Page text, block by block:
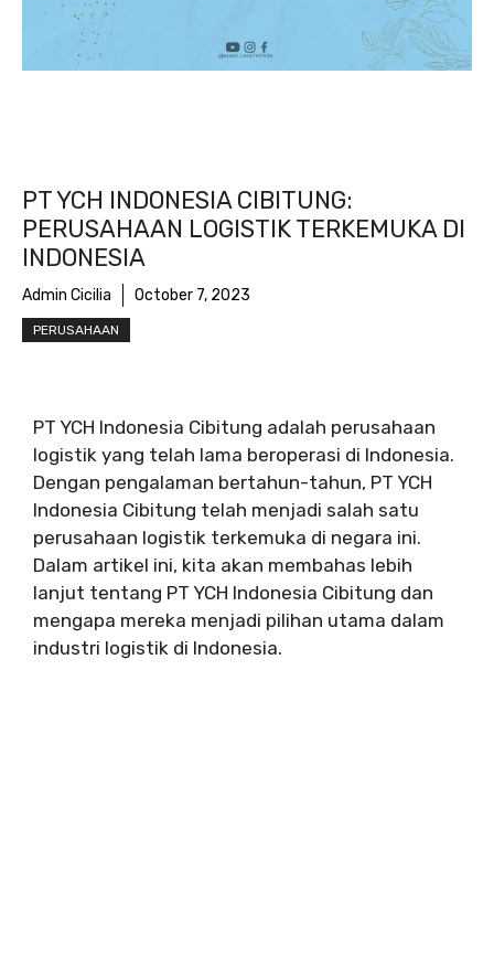
PT YCH INDONESIA CIBITUNG:
PERUSAHAAN LOGISTIK TERKEMUKA DI
INDONESIA
Admin Cicilia October 7, 2023
PERUSAHAAN
PT YCH Indonesia Cibitung adalah perusahaan
logistik yang telah lama beroperasi di Indonesia.
Dengan pengalaman bertahun-tahun, PT YCH
Indonesia Cibitung telah menjadi salah satu
perusahaan logistik terkemuka di negara ini.
Dalam artikel ini, kita akan membahas lebih
lanjut tentang PT YCH Indonesia Cibitung dan
mengapa mereka menjadi pilihan utama dalam
industri logistik di Indonesia.